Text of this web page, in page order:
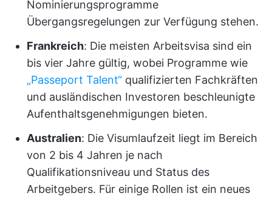
Nominierungsprogramme
Übergangsregelungen zur Verfügung stehen.
Frankreich: Die meisten Arbeitsvisa sind ein
bis vier Jahre gültig, wobei Programme wie
„Passeport Talent“ qualifizierten Fachkräften
und ausländischen Investoren beschleunigte
Aufenthaltsgenehmigungen bieten.
Australien: Die Visumlaufzeit liegt im Bereich
von 2 bis 4 Jahren je nach
Qualifikationsniveau und Status des
Arbeitgebers. Für einige Rollen ist ein neues